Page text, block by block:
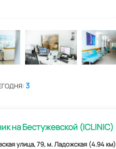
3
на Бестужевской (ICLINIC)
улица, 79, м. Ладожская (4.94 км)